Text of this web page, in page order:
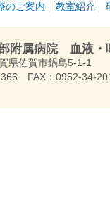
のご案内 教室紹介
附属病院 血液・
県佐賀市鍋島5-1-1
FAX：0952-34-